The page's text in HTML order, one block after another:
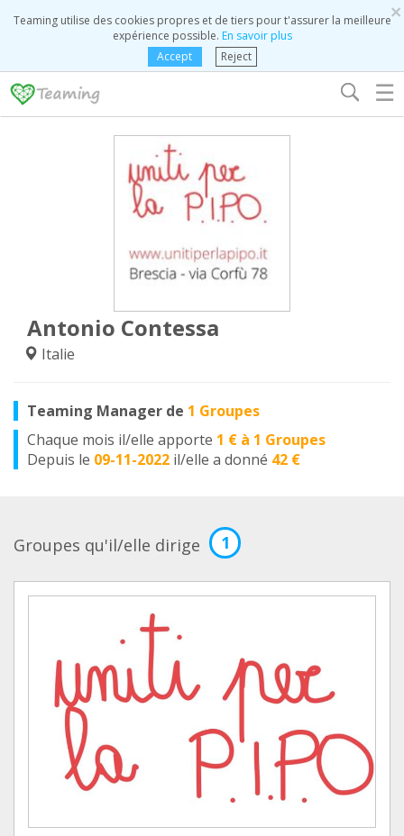
×
Teaming utilise des cookies propres et de tiers pour t'assurer la meilleure
expérience possible. En savoir plus
Accept
Reject
☰
Antonio Contessa
Italie
Teaming Manager de 1 Groupes
Chaque mois il/elle apporte 1 € à 1 Groupes
Depuis le 09-11-2022 il/elle a donné 42 €
Groupes qu'il/elle dirige 1